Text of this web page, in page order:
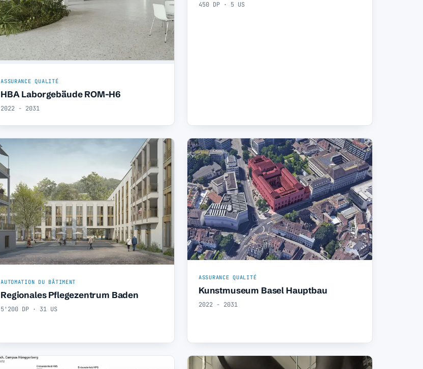
ASSURANCE QUALITÉ
HBA Laborgebäude ROM-H6
2022 - 2031
450 DP · 5 US
AUTOMATION DU BÂTIMENT
Regionales Pflegezentrum Baden
5'200 DP · 31 US
ASSURANCE QUALITÉ
Kunstmuseum Basel Hauptbau
2022 - 2031